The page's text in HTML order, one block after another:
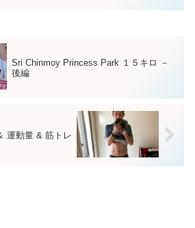
Sri Chinmoy Princess Park １５キロ －
後編
運動量 & 筋トレ